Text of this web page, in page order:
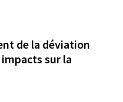
de la déviation